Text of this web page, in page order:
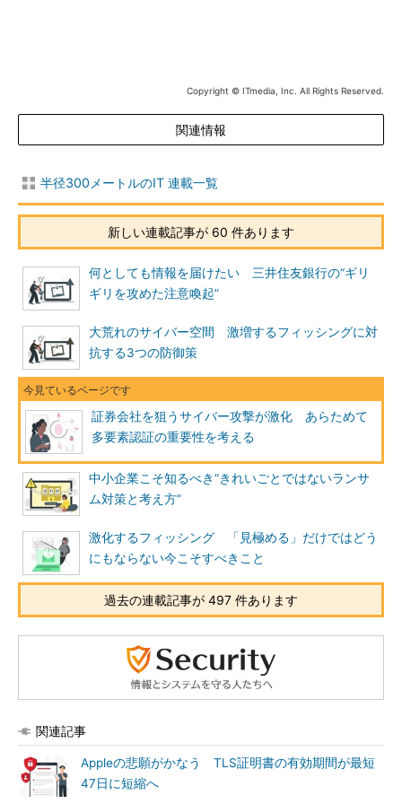
Copyright © ITmedia, Inc. All Rights Reserved.
関連情報
半径300メートルのIT 連載一覧
新しい連載記事が 60 件あります
何としても情報を届けたい 三井住友銀行の“ギリ
ギリを攻めた注意喚起”
大荒れのサイバー空間 激増するフィッシングに対
抗する3つの防御策
証券会社を狙うサイバー攻撃が激化 あらためて
多要素認証の重要性を考える
中小企業こそ知るべき“きれいごとではないランサ
ム対策と考え方”
激化するフィッシング 「見極める」だけではどう
にもならない今こそすべきこと
過去の連載記事が 497 件あります
関連記事
Appleの悲願がかなう TLS証明書の有効期間が最短
47日に短縮へ